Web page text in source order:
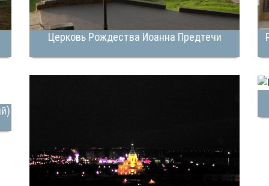
Церковь Рождества Иоанна Предтечи